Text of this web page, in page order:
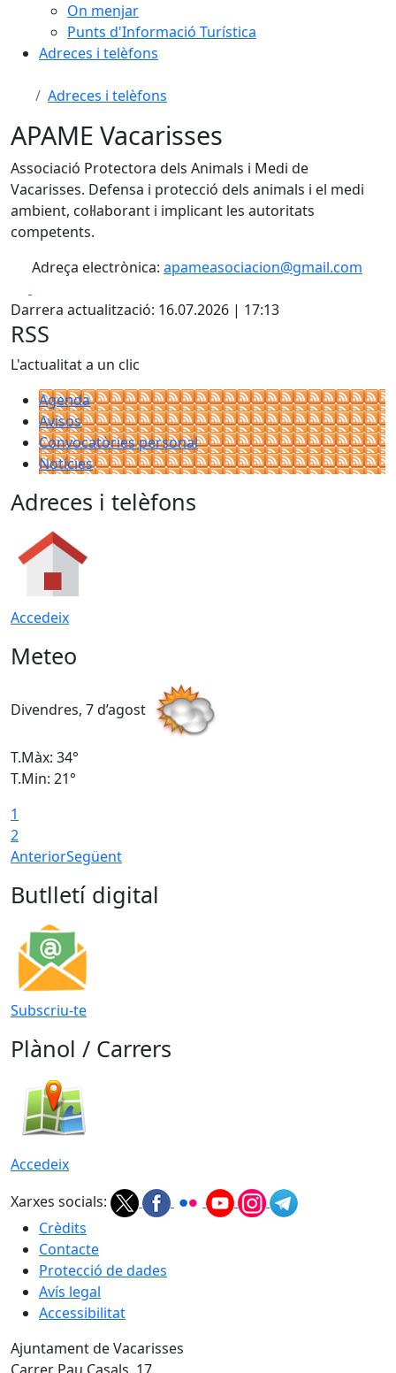
On menjar
Punts d'Informació Turística
Adreces i telèfons
Adreces i telèfons
APAME Vacarisses
Associació Protectora dels Animals i Medi de
Vacarisses. Defensa i protecció dels animals i el medi
ambient, col·laborant i implicant les autoritats
competents.
Adreça electrònica: apameasociacion@gmail.com
Darrera actualització: 16.07.2026 | 17:13
RSS
L'actualitat a un clic
Agenda
Avisos
Convocatòries personal
Notícies
Adreces i telèfons
Accedeix
Meteo
Divendres, 7 d’agost
T.Màx: 34°
T.Min: 21°
1
2
AnteriorSegüent
Butlletí digital
Subscriu-te
Plànol / Carrers
Accedeix
Xarxes socials:
Crèdits
Contacte
Protecció de dades
Avís legal
Accessibilitat
Ajuntament de Vacarisses